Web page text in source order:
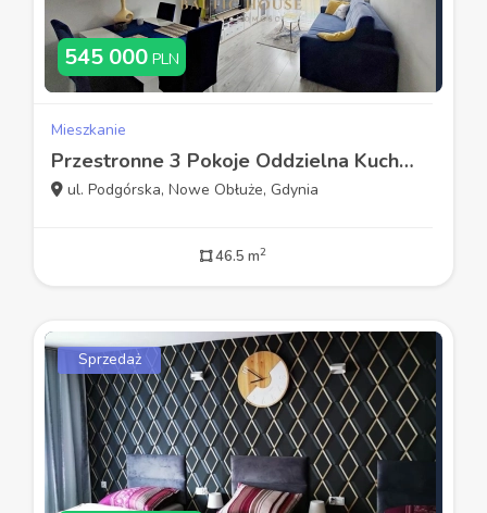
545 000 PLN
Mieszkanie
Przestronne 3 Pokoje Oddzielna Kuchnia Gdynia
ul. Podgórska, Nowe Obłuże, Gdynia
46.5 m2
Sprzedaż